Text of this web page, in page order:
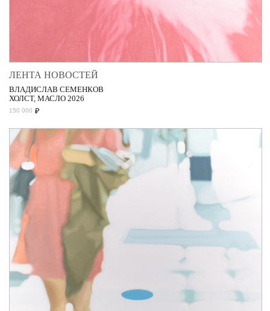
ЛЕНТА НОВОСТЕЙ
ВЛАДИСЛАВ СЕМЕНКОВ
ХОЛСТ, МАСЛО 2026
150 000 ₽